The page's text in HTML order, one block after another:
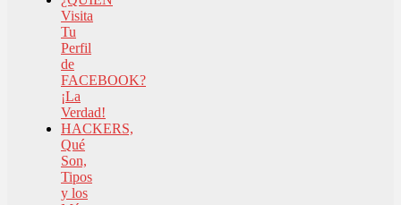
Visita
Tu
Perfil
de
FACEBOOK?
¡La
Verdad!
HACKERS,
Qué
Son,
Tipos
y los